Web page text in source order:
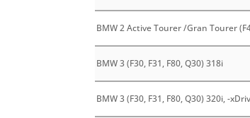
BMW 2 Active Tourer /Gran Tourer
BMW 3 (F30, F31, F80, Q30) 318i
BMW 3 (F30, F31, F80, Q30) 320i, -